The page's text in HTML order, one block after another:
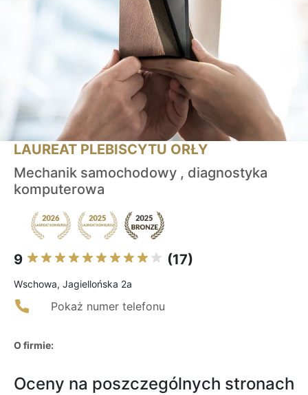
LAUREAT PLEBISCYTU ORŁY
Mechanik samochodowy , diagnostyka
komputerowa
9 (17)
Wschowa, Jagiellońska 2a
Pokaż numer telefonu
O firmie:
Oceny na poszczególnych stronach